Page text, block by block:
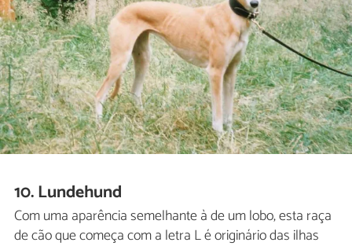
10. Lundehund
Com uma aparência semelhante à de um lobo, esta raça
de cão que começa com a letra L é originário das ilhas